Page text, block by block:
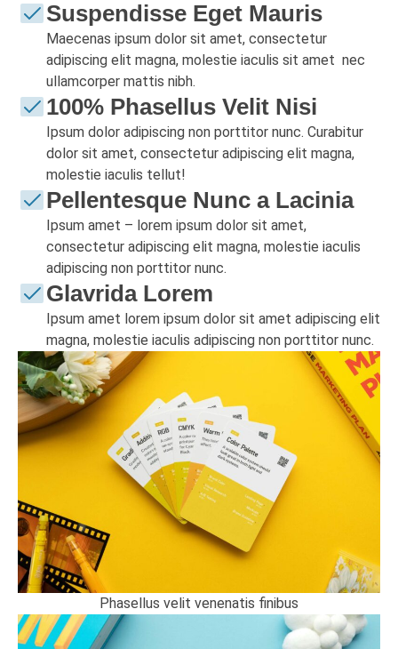
Suspendisse Eget Mauris
Maecenas ipsum dolor sit amet, consectetur
adipiscing elit magna, molestie iaculis sit amet nec
ullamcorper mattis nibh.
100% Phasellus Velit Nisi
Ipsum dolor adipiscing non porttitor nunc. Curabitur
dolor sit amet, consectetur adipiscing elit magna,
molestie iaculis tellut!
Pellentesque Nunc a Lacinia
Ipsum amet – lorem ipsum dolor sit amet,
consectetur adipiscing elit magna, molestie iaculis
adipiscing non porttitor nunc.
Glavrida Lorem
Ipsum amet lorem ipsum dolor sit amet adipiscing elit
magna, molestie iaculis adipiscing non porttitor nunc.
Phasellus velit venenatis finibus